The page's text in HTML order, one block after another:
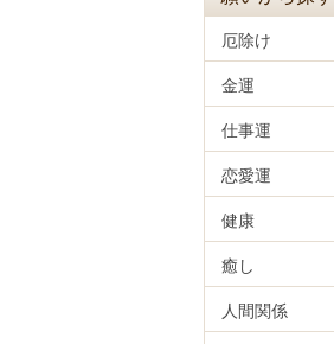
厄除け
金運
仕事運
恋愛運
健康
癒し
人間関係